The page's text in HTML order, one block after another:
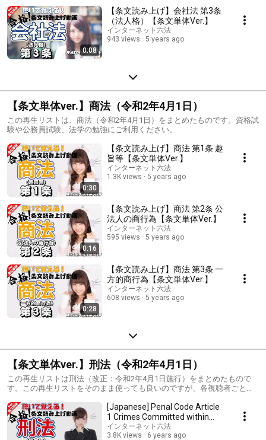
0:08
【条文読み上げ】会社法 第3条
（法人格）【条文単体Ver.】
インターネット六法
943 views
5 years ago
【条文単体ver.】商法（令和2年4月1日）
この再生リストは、商法（令和2年4月1日）をまとめたものです。資格試
験や公務員試験、法学の勉強にご利用ください。
0:30
【条文読み上げ】商法 第1条 趣
旨等【条文単体Ver.】
インターネット六法
1.3K views
5 years ago
0:16
【条文読み上げ】商法 第2条 公
法人の商行為【条文単体Ver.】
インターネット六法
595 views
5 years ago
0:28
【条文読み上げ】商法 第3条 一
方的商行為【条文単体Ver.】
インターネット六法
608 views
5 years ago
【条文単体ver.】刑法（令和2年4月1日）
この再生リストは刑法（改正：令和2年4月1日施行）をまとめたもので
す。この再生リストをそのまま使っても良いのですが、各視聴者ごとに
等の対策にご利用ください。 [Japanese] Penal Code Article
1 Crimes Committed within
Japan [Law]
インターネット六法
3.8K views
6 years ago